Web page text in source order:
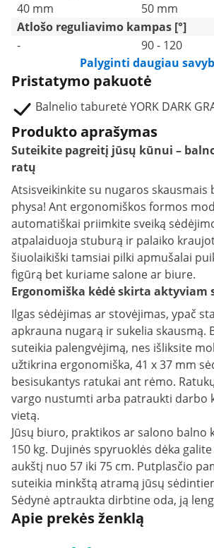
40 mm
50 mm
Atlošo reguliavimo kampas [°]
-
90 - 120
Palyginti daugiau
Pristatymo pakuotė
Balnelio taburetė YORK DARK
Produkto aprašymas
Suteikite pagreitį jūsų kūnui –
ratų
Atsisveikinkite su nugaros skausmais
physa! Ant ergonomiškos formos
automatiškai priimkite sveiką
atpalaiduoja stuburą ir palaiko
šiuolaikiški tamsiai pilki apmušalai
figūrą bet kuriame salone ar biure.
Ergonomiška kėdė skirta aktyviam
Ilgas sėdėjimas ar stovėjimas, ypač
apkrauna nugarą ir sukelia skausmą.
suteikia palengvėjimą, nes išliksite
užtikrina ergonomiška, 41 x 37 mm
besisukantys ratukai ant rėmo.
vargo nustumti arba patraukti darbo
vietą.
Jūsų biuro, praktikos ar salono balno
150 kg. Dujinės spyruoklės dėka
aukštį nuo 57 iki 75 cm. Putplasčio
suteikia minkštą atramą jūsų
Sėdynė aptraukta dirbtine oda, ją
Apie prekės ženklą